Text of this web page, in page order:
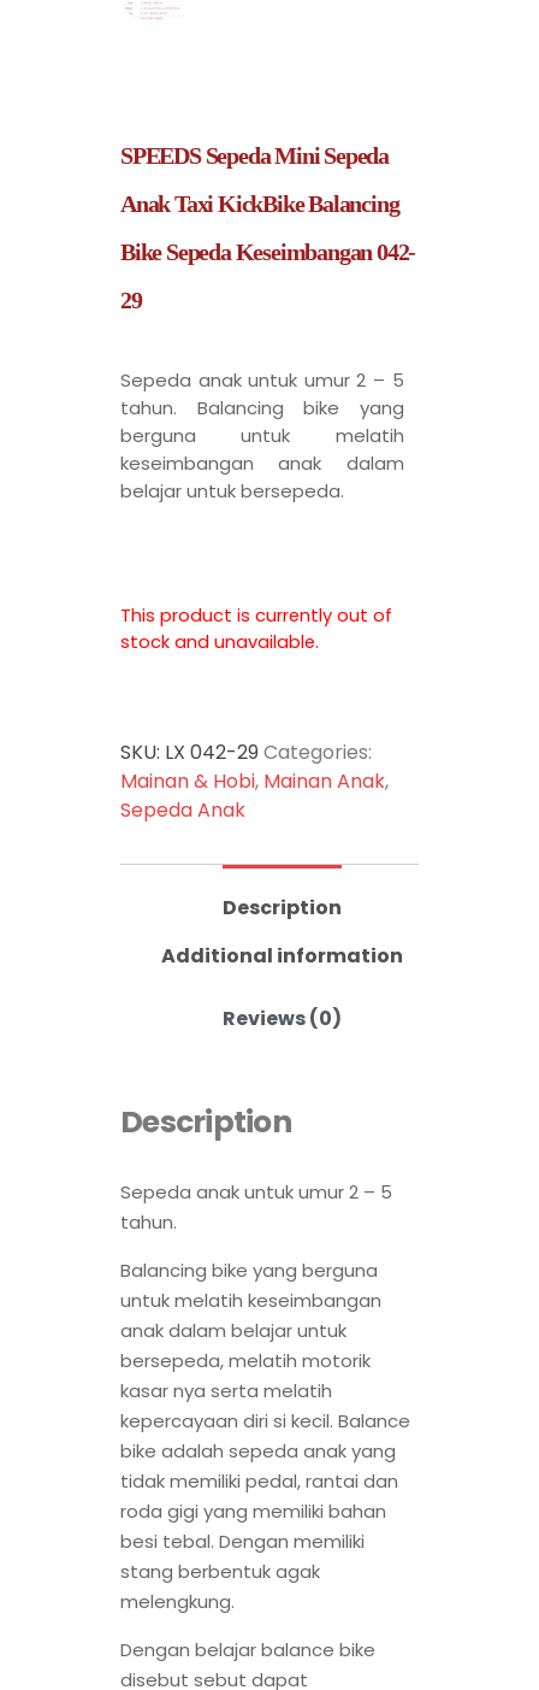
SPEEDS Sepeda Mini Sepeda
Anak Taxi KickBike Balancing
Bike Sepeda Keseimbangan 042-
29
Sepeda anak untuk umur 2 – 5
tahun. Balancing bike yang
berguna untuk melatih
keseimbangan anak dalam
belajar untuk bersepeda.
This product is currently out of
stock and unavailable.
SKU: LX 042-29 Categories:
Mainan & Hobi, Mainan Anak,
Sepeda Anak
Description
Additional information
Reviews (0)
Description
Sepeda anak untuk umur 2 – 5
tahun.
Balancing bike yang berguna
untuk melatih keseimbangan
anak dalam belajar untuk
bersepeda, melatih motorik
kasar nya serta melatih
kepercayaan diri si kecil. Balance
bike adalah sepeda anak yang
tidak memiliki pedal, rantai dan
roda gigi yang memiliki bahan
besi tebal. Dengan memiliki
stang berbentuk agak
melengkung.
Dengan belajar balance bike
disebut sebut dapat